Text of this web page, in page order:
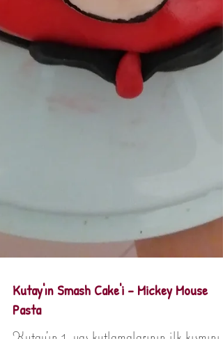
Kutay'ın Smash Cake'i - Mickey Mouse